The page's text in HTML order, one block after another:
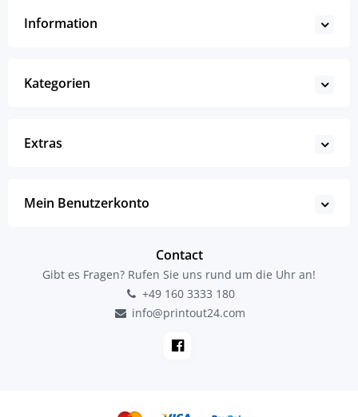
Information
Kategorien
Extras
Mein Benutzerkonto
Contact
Gibt es Fragen? Rufen Sie uns rund um die Uhr an!
+49 160 3333 180
info@printout24.com